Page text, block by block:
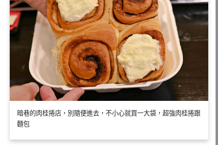
暗巷的肉桂捲店，別隨便進去，不小心就買一大袋，超強肉桂捲跟
麵包